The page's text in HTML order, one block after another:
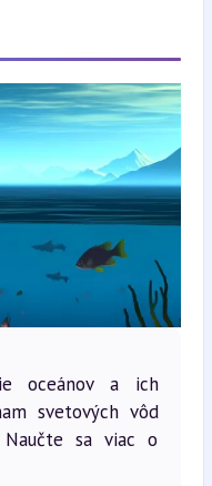
oceánov a ich
svetových vôd
sa viac o